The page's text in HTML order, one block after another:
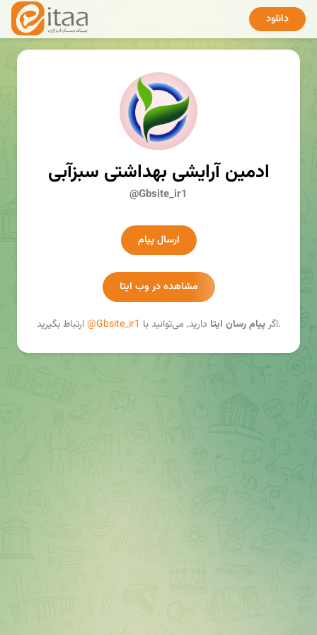
دانلود
ادمین آرایشی بهداشتی سبزآبی
@Gbsite_ir1
ارسال پیام
مشاهده در وب ایتا
اگرپیام رسان ایتا دارید, می‌توانید با @Gbsite_ir1 ارتباط بگیرید.